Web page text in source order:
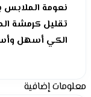
نعومة
تقليل كرمشة
الكي أسهل
معلومات إضافية